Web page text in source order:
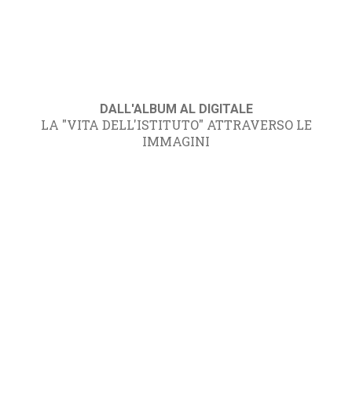
DALL'ALBUM AL DIGITALE
LA "VITA DELL'ISTITUTO" ATTRAVERSO LE
IMMAGINI